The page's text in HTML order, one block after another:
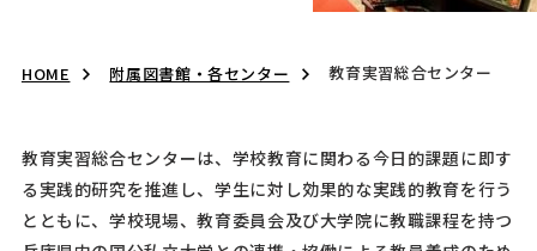
HOME 附属図書館・各センター 教育実習総合センター
教育実習総合センターは、学校教育に関わる今日的課題に即す
る実践的研究を推進し、学生に対し効果的な実践的教育を行う
とともに、学校現場、教育委員会及び大学院に教職課程を持つ